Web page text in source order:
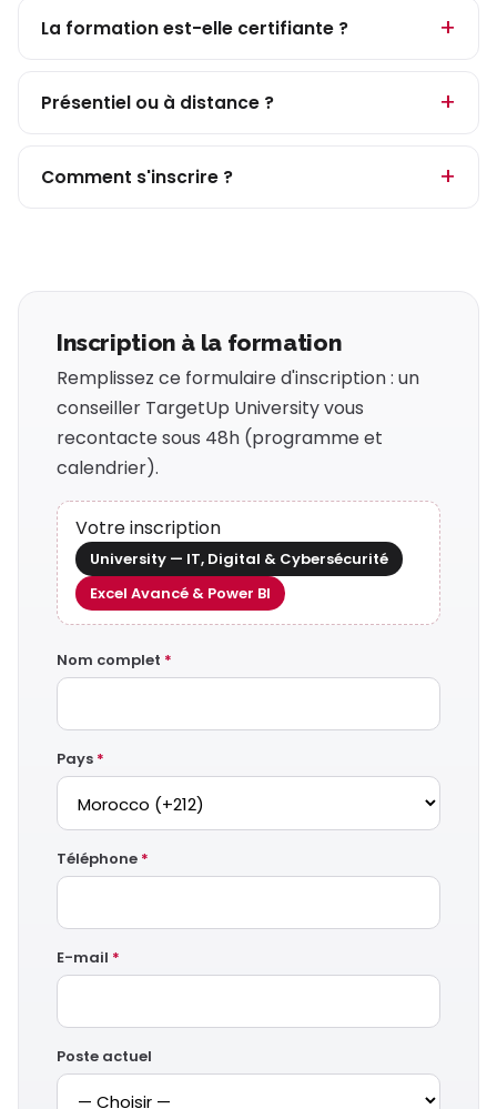
La formation est-elle certifiante ?
Présentiel ou à distance ?
Comment s'inscrire ?
Inscription à la formation
Remplissez ce formulaire d'inscription : un
conseiller TargetUp University vous
recontacte sous 48h (programme et
calendrier).
Votre inscription
University — IT, Digital & Cybersécurité
Excel Avancé & Power BI
Nom complet *
Pays *
Téléphone *
E-mail *
Poste actuel